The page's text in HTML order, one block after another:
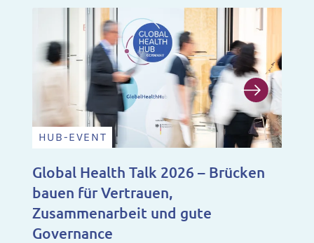
HUB-EVENT
Global Health Talk 2026 – Brücken
bauen für Vertrauen,
Zusammenarbeit und gute
Governance